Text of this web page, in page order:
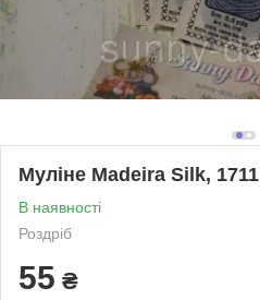
Муліне Madeira Silk, 1711
В наявності
Роздріб
55 ₴